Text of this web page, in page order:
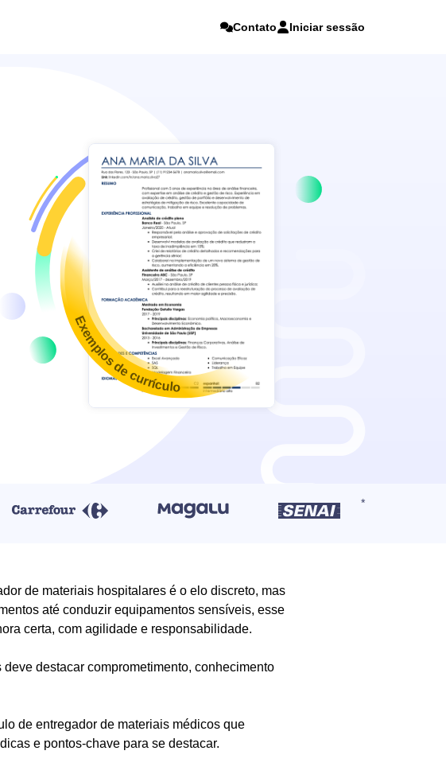
Contato Iniciar sessão
Exemplos de currículo
de materiais hospitalares é o elo discreto, mas
até conduzir equipamentos sensíveis, esse
certa, com agilidade e responsabilidade.
destacar comprometimento, conhecimento
de entregador de materiais médicos que
e pontos-chave para se destacar.